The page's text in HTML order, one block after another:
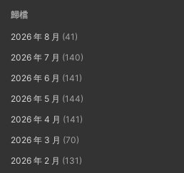
歸檔
2026 年 8 月 (41)
2026 年 7 月 (140)
2026 年 6 月 (141)
2026 年 5 月 (144)
2026 年 4 月 (141)
2026 年 3 月 (70)
2026 年 2 月 (131)